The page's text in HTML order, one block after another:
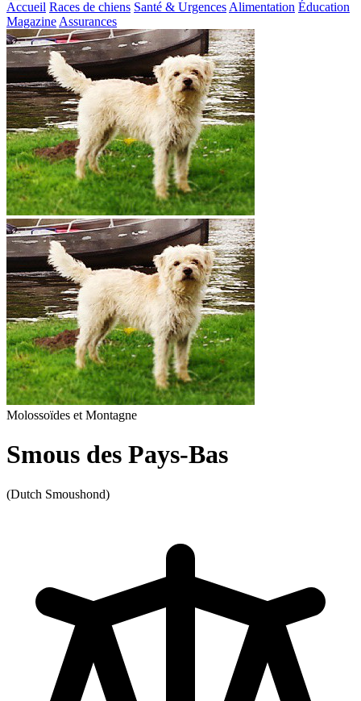
Accueil Races de chiens Santé & Urgences Alimentation Éducation
Magazine Assurances
Molossoïdes et Montagne
Smous des Pays-Bas
(Dutch Smoushond)